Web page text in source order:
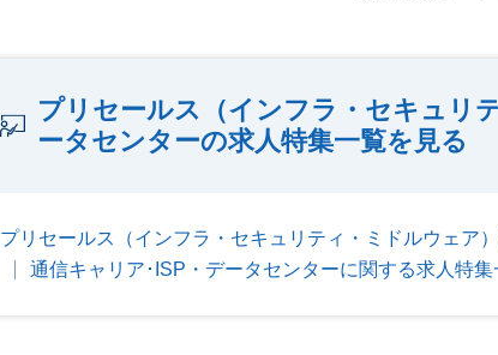
プリセールス（インフラ・セキュリ
ータセンターの求人特集一覧を見る
プリセールス（インフラ・セキュリティ・ミドルウェア
通信キャリア･ISP・データセンターに関する求人特集